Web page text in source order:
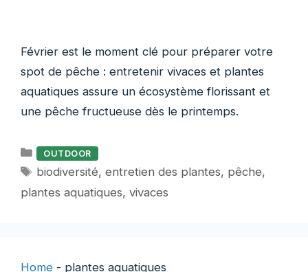
Février est le moment clé pour préparer votre
spot de pêche : entretenir vivaces et plantes
aquatiques assure un écosystème florissant et
une pêche fructueuse dès le printemps.
Catégories
OUTDOOR
Étiquettes
biodiversité,entretien des plantes, pêche,
plantes aquatiques, vivaces
Home - plantes aquatiques